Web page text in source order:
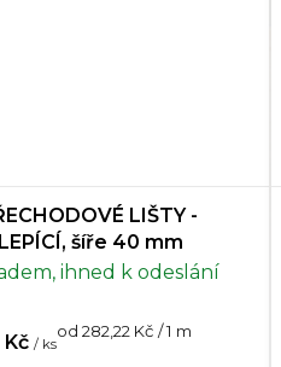
LIŠTY -
šíře 40 mm
ihned k odeslání
/ ks
Měrná
cena:
od 282,22 Kč / 1 m